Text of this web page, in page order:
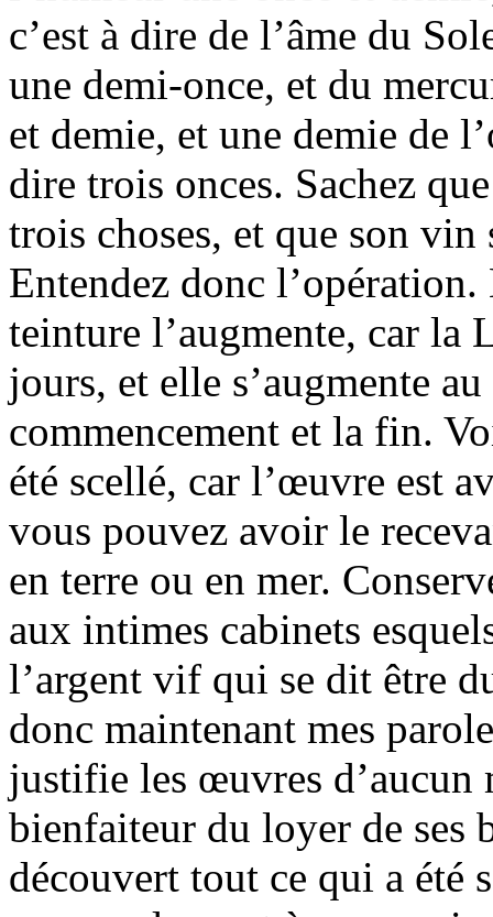
c’est à dire de l’âme du
une demi-once, et du
et demie, et une demie de
dire trois onces. Sachez
trois choses, et que son
Entendez donc
teinture l’augmente, car la
jours, et elle s’augmente
commencement et la fin.
été scellé, car l’œuvre est
vous pouvez avoir le
en terre ou en mer.
aux intimes cabinets
l’argent vif qui se dit être
donc maintenant mes
justifie les œuvres d’aucun
bienfaiteur du loyer de ses
découvert tout ce qui a été